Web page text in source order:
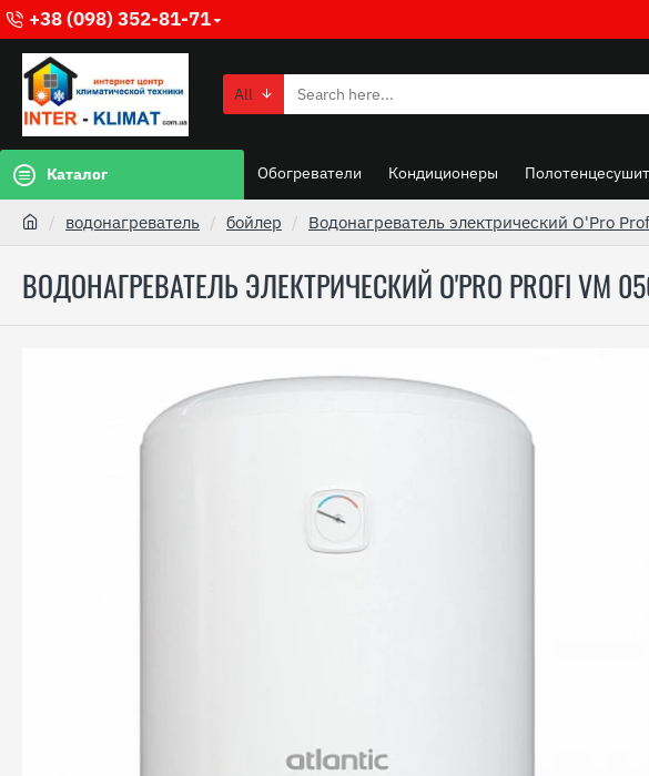
+38 (098) 352-81-71
All
Каталог Обогреватели Кондиционеры
водонагреватель бойлер Водонагреватель электрический O'Pro
ВОДОНАГРЕВАТЕЛЬ ЭЛЕКТРИЧЕСКИЙ O'PRO PROFI VM